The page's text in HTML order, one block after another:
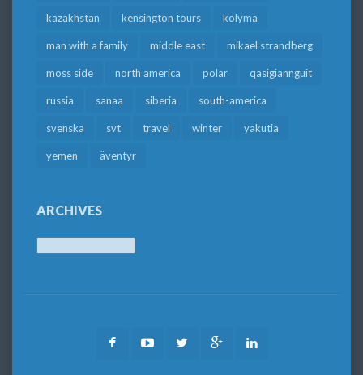
kazakhstan kensington tours kolyma
man with a family middle east mikael strandberg
moss side north america polar qasigiannguit
russia sanaa siberia south-america
svenska svt travel winter yakutia
yemen äventyr
ARCHIVES
FacebookYoutubeTwitter Google